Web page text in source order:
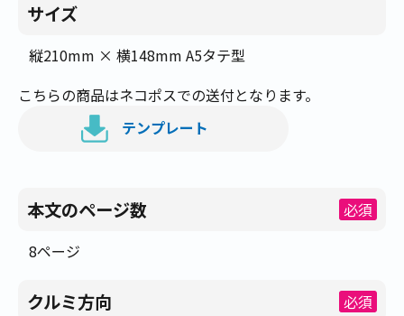
サイズ
縦210mm × 横148mm A5タテ型
こちらの商品はネコポスでの送付となります。
テンプレート
本文のページ数
必須
8ページ
クルミ方向 必須